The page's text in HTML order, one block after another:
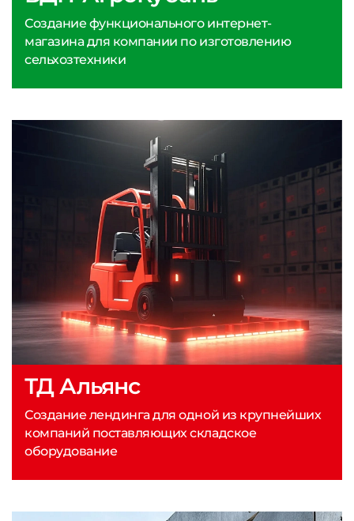
Создание функционального интернет-
магазина для компании по изготовлению
сельхозтехники
ТД Альянс
Создание лендинга для одной из крупнейших
компаний поставляющих складское
оборудование